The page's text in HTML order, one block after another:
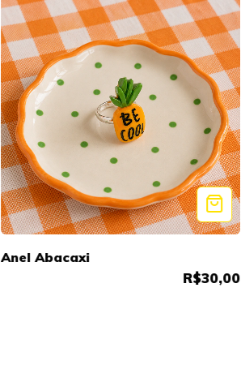
Anel Abacaxi
R$30,00